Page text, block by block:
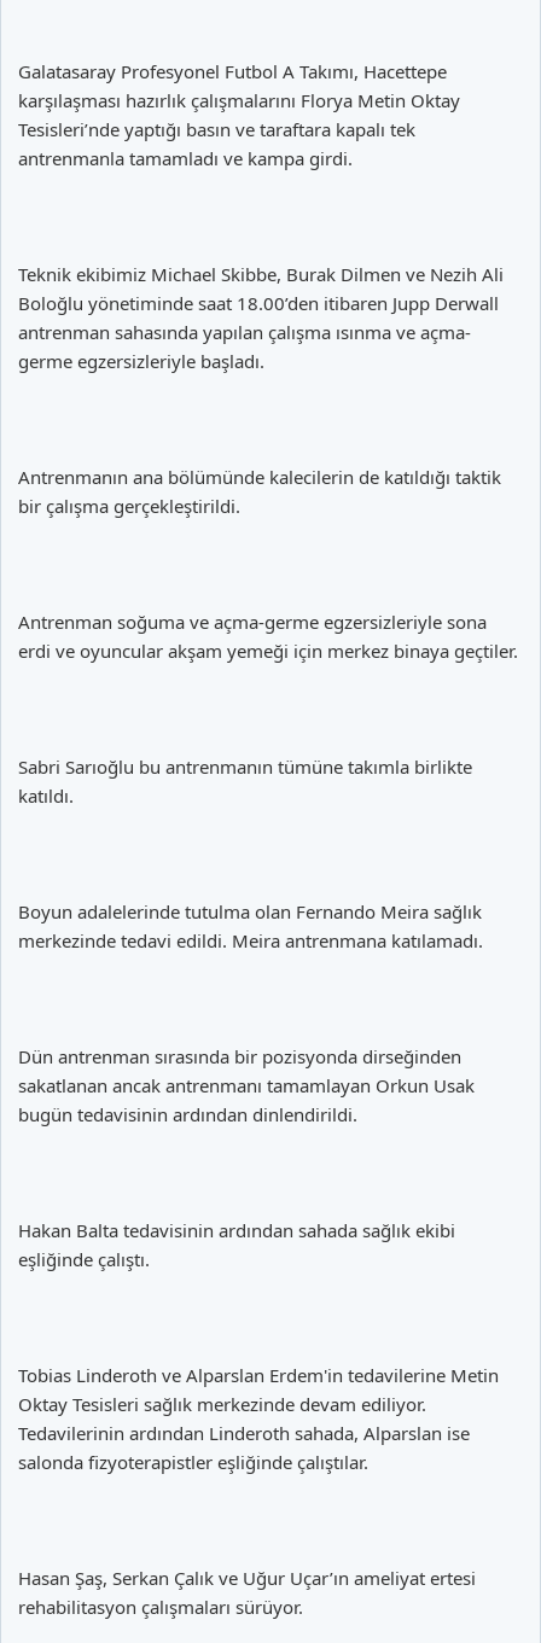
Galatasaray Profesyonel Futbol A Takımı, Hacettepe
karşılaşması hazırlık çalışmalarını Florya Metin Oktay
Tesisleri’nde yaptığı basın ve taraftara kapalı tek
antrenmanla tamamladı ve kampa girdi.
Teknik ekibimiz Michael Skibbe, Burak Dilmen ve Nezih Ali
Boloğlu yönetiminde saat 18.00’den itibaren Jupp Derwall
antrenman sahasında yapılan çalışma ısınma ve açma-
germe egzersizleriyle başladı.
Antrenmanın ana bölümünde kalecilerin de katıldığı taktik
bir çalışma gerçekleştirildi.
Antrenman soğuma ve açma-germe egzersizleriyle sona
erdi ve oyuncular akşam yemeği için merkez binaya geçtiler.
Sabri Sarıoğlu bu antrenmanın tümüne takımla birlikte
katıldı.
Boyun adalelerinde tutulma olan Fernando Meira sağlık
merkezinde tedavi edildi. Meira antrenmana katılamadı.
Dün antrenman sırasında bir pozisyonda dirseğinden
sakatlanan ancak antrenmanı tamamlayan Orkun Usak
bugün tedavisinin ardından dinlendirildi.
Hakan Balta tedavisinin ardından sahada sağlık ekibi
eşliğinde çalıştı.
Tobias Linderoth ve Alparslan Erdem'in tedavilerine Metin
Oktay Tesisleri sağlık merkezinde devam ediliyor.
Tedavilerinin ardından Linderoth sahada, Alparslan ise
salonda fizyoterapistler eşliğinde çalıştılar.
Hasan Şaş, Serkan Çalık ve Uğur Uçar’ın ameliyat ertesi
rehabilitasyon çalışmaları sürüyor.